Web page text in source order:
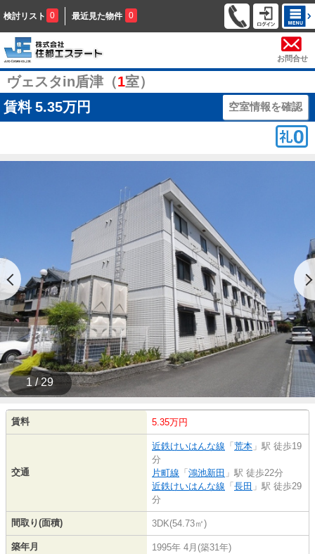
検討リスト 0 最近見た物件 0
お問合せ
ヴェスタin盾津（1室）
賃料 5.35万円 空室情報を確認
1 / 29
賃料 5.35万円
交通
近鉄けいはんな線 「 荒本 」駅 徒歩19
分
片町線 「 鴻池新田 」駅 徒歩22分
近鉄けいはんな線 「 長田 」駅 徒歩29
分
間取り(面積) 3DK(54.73㎡)
築年月 1995年 4月(築31年)